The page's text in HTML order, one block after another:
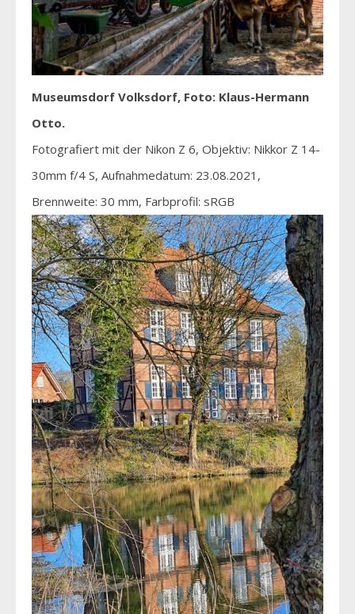
Museumsdorf Volksdorf, Foto: Klaus-Hermann
Otto.
Fotografiert mit der Nikon Z 6, Objektiv: Nikkor Z 14-
30mm f/4 S, Aufnahmedatum: 23.08.2021,
Brennweite: 30 mm, Farbprofil: sRGB